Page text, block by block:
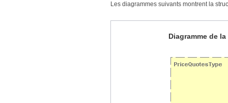
Les diagrammes suivants montrent la
Diagramme de